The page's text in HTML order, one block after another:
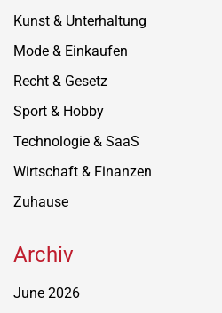
Kunst & Unterhaltung
Mode & Einkaufen
Recht & Gesetz
Sport & Hobby
Technologie & SaaS
Wirtschaft & Finanzen
Zuhause
Archiv
June 2026